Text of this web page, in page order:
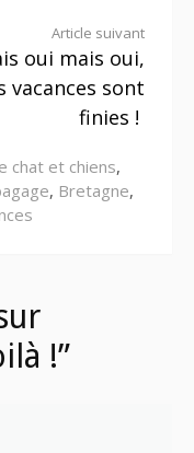
Article suivant
oui mais oui,
vacances sont
finies !
chat et chiens,
, Bretagne,
!”